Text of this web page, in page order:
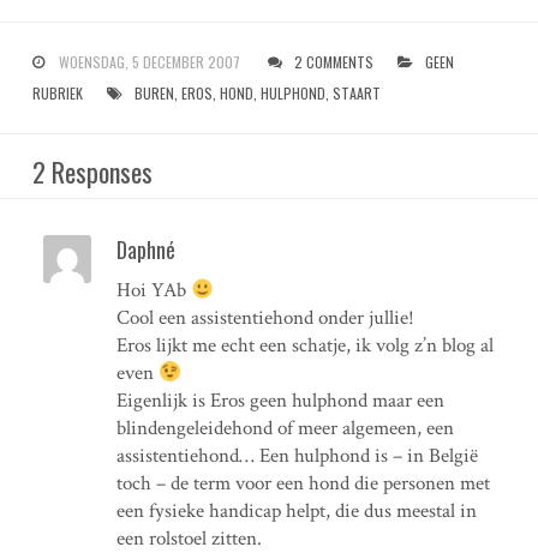
WOENSDAG, 5 DECEMBER 2007 2 COMMENTS
GEEN
RUBRIEK
BUREN EROS HOND HULPHOND STAART
2 Responses
Daphné
Hoi YAb
Cool een assistentiehond onder jullie!
Eros lijkt me echt een schatje, ik volg z’n blog al
even
Eigenlijk is Eros geen hulphond maar een
blindengeleidehond of meer algemeen, een
assistentiehond… Een hulphond is – in België
toch – de term voor een hond die personen met
een fysieke handicap helpt, die dus meestal in
een rolstoel zitten.